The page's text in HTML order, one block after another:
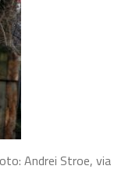
Andrei Stroe, via